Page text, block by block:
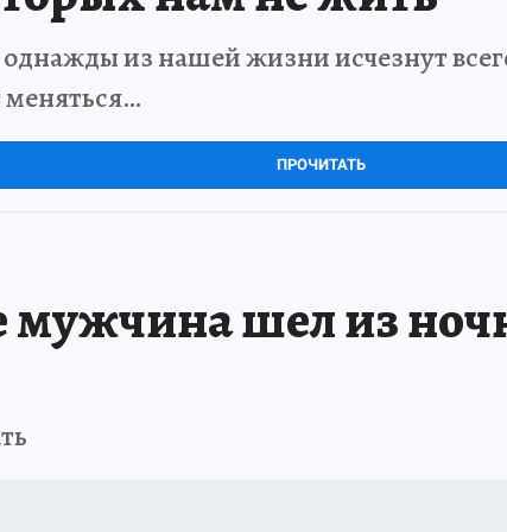
из нашей жизни исчезнут
меняться…
ПРОЧИТАТЬ
шел из